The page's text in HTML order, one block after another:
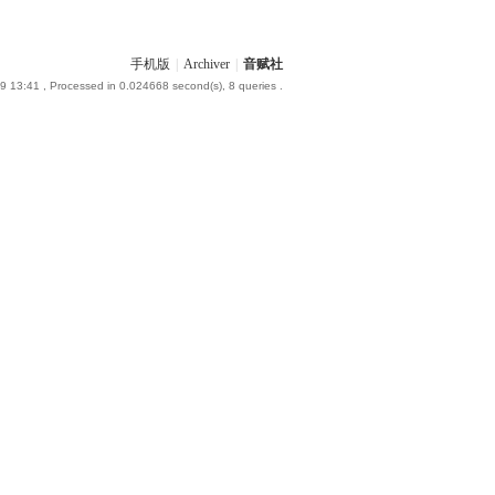
手机版 Archiver 音赋社
13:41 , Processed in 0.024668 second(s), 8 queries .